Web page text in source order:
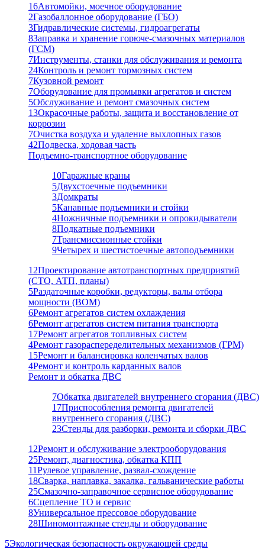
16Автомойки, моечное оборудование
2Газобаллонное оборудование (ГБО)
3Гидравлические системы, гидроагрегаты
8Заправка и хранение горюче-смазочных материалов
(ГСМ)
7Инструменты, станки для обслуживания и ремонта
24Контроль и ремонт тормозных систем
7Кузовной ремонт
7Оборудование для промывки агрегатов и систем
5Обслуживание и ремонт смазочных систем
13Окрасочные работы, защита и восстановление от
коррозии
7Очистка воздуха и удаление выхлопных газов
42Подвеска, ходовая часть
Подъемно-транспортное оборудование
10Гаражные краны
5Двухстоечные подъемники
3Домкраты
5Канавные подъемники и стойки
4Ножничные подъемники и опрокидыватели
8Подкатные подъемники
7Трансмиссионные стойки
9Четырех и шестистоечные автоподъемники
12Проектирование автотранспортных предприятий
(СТО, АТП, планы)
5Раздаточные коробки, редукторы, валы отбора
мощности (ВОМ)
6Ремонт агрегатов систем охлаждения
6Ремонт агрегатов систем питания транспорта
17Ремонт агрегатов топливных систем
4Ремонт газораспеределительных механизмов (ГРМ)
15Ремонт и балансировка коленчатых валов
4Ремонт и контроль карданных валов
Ремонт и обкатка ДВС
7Обкатка двигателей внутреннего сгорания (ДВС)
17Приспособления ремонта двигателей
внутреннего сгорания (ДВС)
23Стенды для разборки, ремонта и сборки ДВС
12Ремонт и обслуживание электрооборудования
25Ремонт, диагностика, обкатка КПП
11Рулевое управление, развал-схождение
18Сварка, наплавка, закалка, гальванические работы
25Смазочно-заправочное сервисное оборудование
6Сцепление ТО и сервис
8Универсальное прессовое оборудование
28Шиномонтажные стенды и оборудование
5Экологическая безопасность окружающей среды